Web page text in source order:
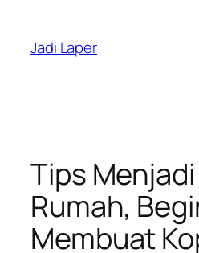
content
Jadi Laper
Tips
Rumah,
Membuat